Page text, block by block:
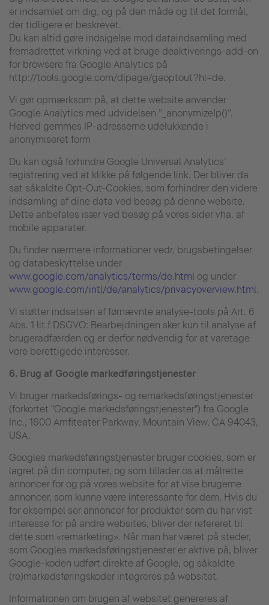
er indsamlet om dig, og på den måde og til det formål,
der tidligere er beskrevet.
Du kan altid gøre indsigelse mod dataindsamling med
fremadrettet virkning ved at bruge deaktiverings-add-on
for browsere fra Google Analytics på
http://tools.google.com/dlpage/gaoptout?hl=de.
Vi gør opmærksom på, at dette website anvender
Google Analytics med udvidelsen ”_anonymizeIp()”.
Herved gemmes IP-adresserne udelukkende i
anonymiseret form
Du kan også forhindre Google Universal Analytics’
registrering ved at klikke på følgende link. Der bliver da
sat såkaldte Opt-Out-Cookies, som forhindrer den videre
indsamling af dine data ved besøg på denne website.
Dette anbefales især ved besøg på vores sider vha. af
mobile apparater.
Du finder nærmere informationer vedr. brugsbetingelser
og databeskyttelse under
www.google.com/analytics/terms/de.html og under
www.google.com/intl/de/analytics/privacyoverview.html.
Vi støtter indsatsen af førnævnte analyse-tools på Art. 6
Abs. 1 lit.f DSGVO: Bearbejdningen sker kun til analyse af
brugeradfærden og er derfor nødvendig for at varetage
vore berettigede interesser.
6. Brug af Google markedføringstjenester
Vi bruger markedsførings- og remarkedsføringstjenester
(forkortet "Google markedsføringstjenester") fra Google
Inc., 1600 Amfiteater Parkway, Mountain View, CA 94043,
USA.
Googles markedsføringstjenester bruger cookies, som er
lagret på din computer, og som tillader os at målrette
annoncer for og på vores website for at vise brugerne
annoncer, som kunne være interessante for dem. Hvis du
for eksempel ser annoncer for produkter som du har vist
interesse for på andre websites, bliver der refereret til
dette som «remarketing». Når man har været på steder,
som Googles markedsføringstjenester er aktive på, bliver
Google-koden udført direkte af Google, og såkaldte
(re)markedsføringskoder integreres på websitet.
Informationen om brugen af websitet genereres af